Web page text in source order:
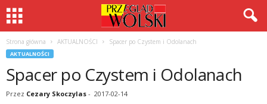
Strona główna AKTUALNOŚCI Spacer po Czystem i Odolanach
AKTUALNOŚCI
Spacer po Czystem i Odolanach
Przez Cezary Skoczylas - 2017-02-14